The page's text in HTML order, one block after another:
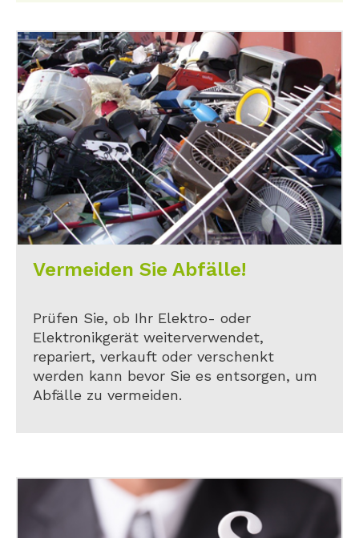
Vermeiden Sie Abfälle!
Prüfen Sie, ob Ihr Elektro- oder
Elektronikgerät weiterverwendet,
repariert, verkauft oder verschenkt
werden kann bevor Sie es entsorgen, um
Abfälle zu vermeiden.